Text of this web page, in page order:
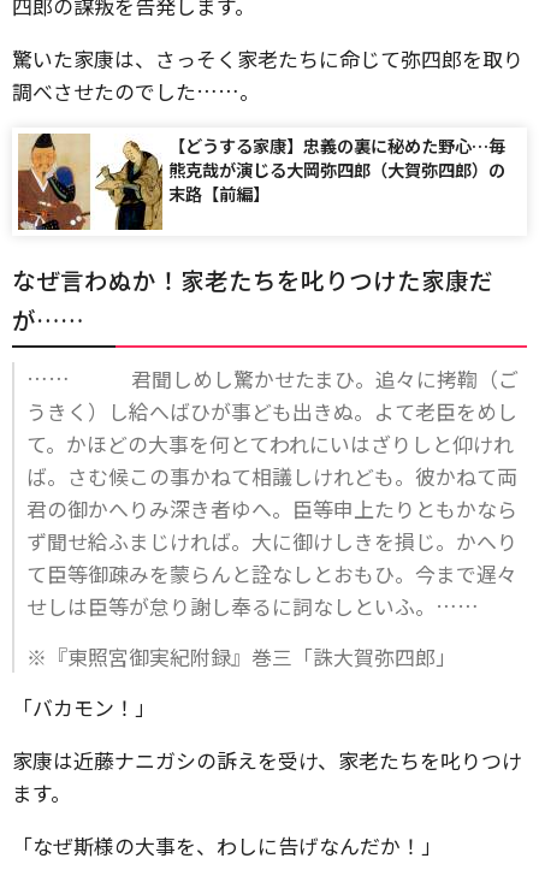
驚いた家康は、さっそく家老たちに命じて弥四郎を取り
調べさせたのでした……。
【どうする家康】忠義の裏に秘めた野心…毎
熊克哉が演じる大岡弥四郎（大賀弥四郎）の
末路【前編】
なぜ言わぬか！家老たちを叱りつけた家康だ
が……
…… 君聞しめし驚かせたまひ。追々に拷鞫（ご
うきく）し給へばひが事ども出きぬ。よて老臣をめし
て。かほどの大事を何とてわれにいはざりしと仰けれ
ば。さむ候この事かねて相議しけれども。彼かねて両
君の御かへりみ深き者ゆへ。臣等申上たりともかなら
ず聞せ給ふまじければ。大に御けしきを損じ。かへり
て臣等御疎みを蒙らんと詮なしとおもひ。今まで遅々
せしは臣等が怠り謝し奉るに詞なしといふ。……
※『東照宮御実紀附録』巻三「誅大賀弥四郎」
「バカモン！」
家康は近藤ナニガシの訴えを受け、家老たちを叱りつけ
ます。
「なぜ斯様の大事を、わしに告げなんだか！」